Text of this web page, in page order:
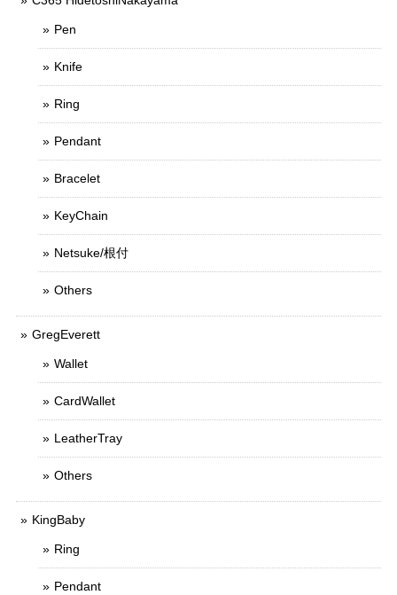
Pen
Knife
Ring
Pendant
Bracelet
KeyChain
Netsuke/根付
Others
GregEverett
Wallet
CardWallet
LeatherTray
Others
KingBaby
Ring
Pendant